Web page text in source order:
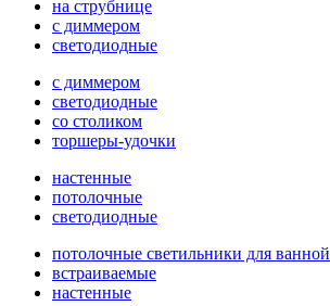
на струбнице
с диммером
светодиодные
с диммером
светодиодные
со столиком
торшеры-удочки
настенные
потолочные
светодиодные
потолочные светильники для ванной
встраиваемые
настенные